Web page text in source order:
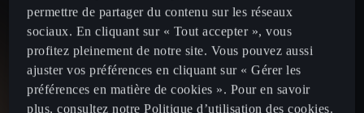
permettre de partager du contenu sur les réseaux
sociaux. En cliquant sur « Tout accepter », vous
profitez pleinement de notre site. Vous pouvez aussi
ajuster vos préférences en cliquant sur « Gérer les
préférences en matière de cookies ». Pour en savoir
plus, consultez notre Politique d’utilisation des cookies.